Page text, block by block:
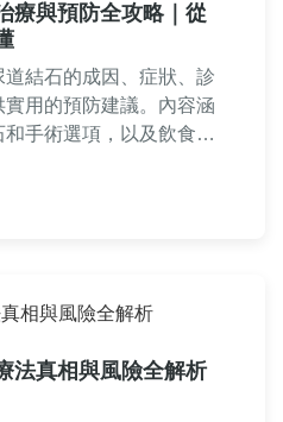
療與預防全攻略｜從
結石的成因、症狀、診
用的預防建議。內容涵
手術選項，以及飲食調
臨結石困擾或想提前預
法真相與風險全解析